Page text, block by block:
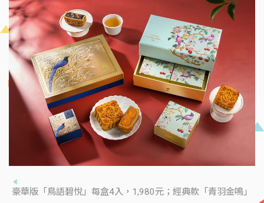
豪華版「鳥語碧悅」每盒4入，1,980元；經典款「青羽金鳴」